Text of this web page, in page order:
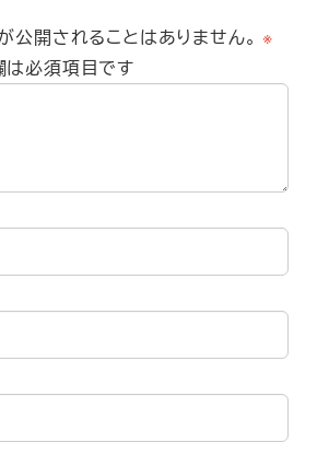
公開されることはありません。 ※
は必須項目です